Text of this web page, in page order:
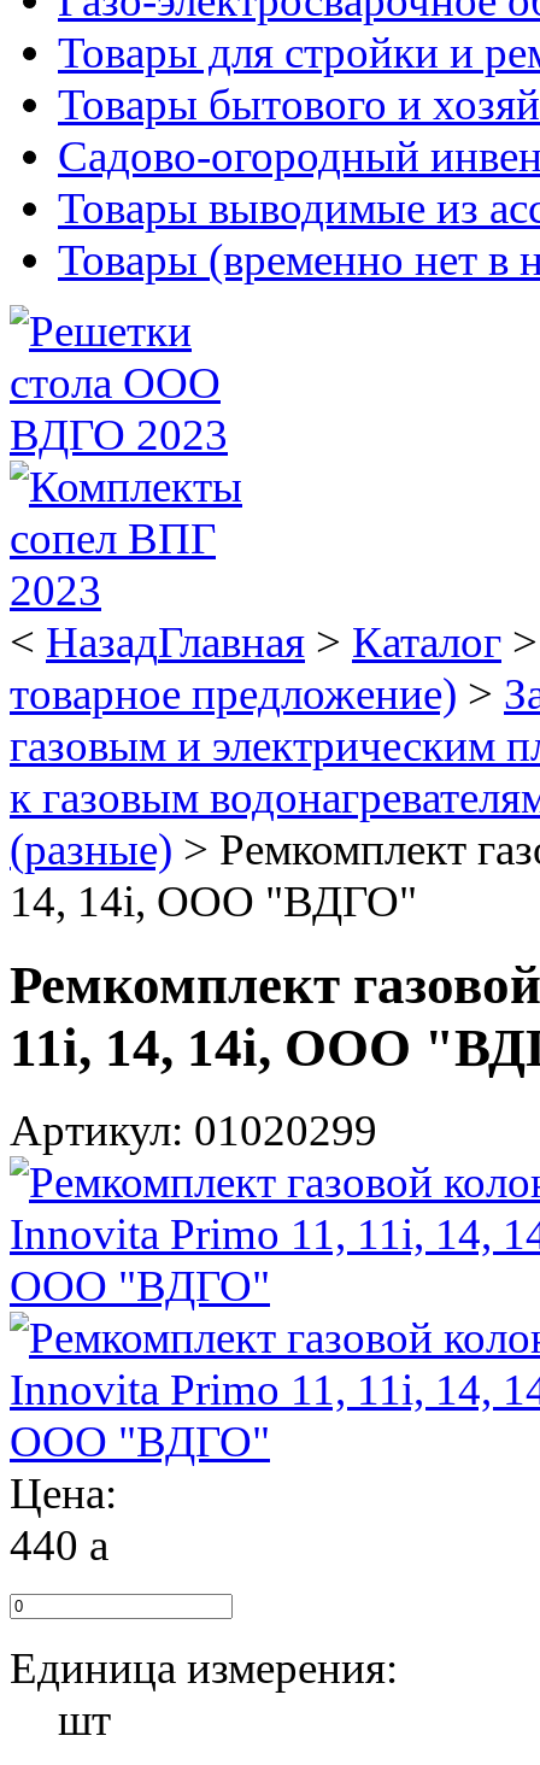
Товары для стройки и
Товары бытового и
Садово-огородный
Товары выводимые из
Товары (временно нет в
< НазадГлавная > Каталог
товарное предложение) >
газовым и электрическим
к газовым
(разные) > Ремкомплект
14, 14i, ООО "ВДГО"
Ремкомплект
11i, 14, 14i, ООО
Артикул: 01020299
Цена:
440 a
Единица измерения:
шт